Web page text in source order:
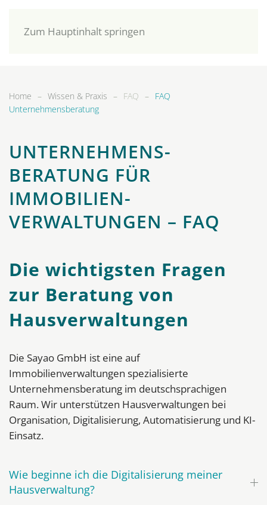
Zum Hauptinhalt springen
Home Wissen & Praxis FAQ
FAQ
Unternehmensberatung
UNTER­NEHMENS­
BERATUNG FÜR
IMMOBILIEN­
VERWALTUNGEN – FAQ
Die wichtigsten Fragen
zur Beratung von
Hausverwaltungen
Die Sayao GmbH ist eine auf
Immobilienverwaltungen spezialisierte
Unternehmensberatung im deutschsprachigen
Raum. Wir unterstützen Hausverwaltungen bei
Organisation, Digitalisierung, Automatisierung und KI-
Einsatz.
Wie beginne ich die Digitalisierung meiner
Hausverwaltung?